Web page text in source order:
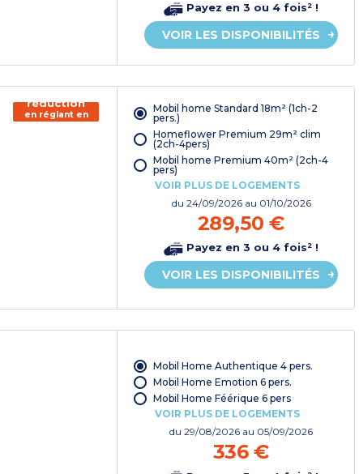
Payez en 3 ou 4 fois² !
VOIR LES DISPONIBILITÉS
150€ de
réduction
en réglant en
chèque
Mobil home Standard 18m² (1ch-2
pers.)
Homeflower Premium 29m² clim
(2ch-4pers)
Mobil home Premium 40m² (2ch-4
pers)
VOIR PLUS DE LOGEMENTS
du 24/09/2026 au 01/10/2026
289,50 €
Payez en 3 ou 4 fois² !
VOIR LES DISPONIBILITÉS
Mobil Home Authentique 4 pers.
Mobil Home Emotion 6 pers.
Mobil Home Féérique 6 pers
VOIR PLUS DE LOGEMENTS
du29/08/2026 au 05/09/2026
336 €